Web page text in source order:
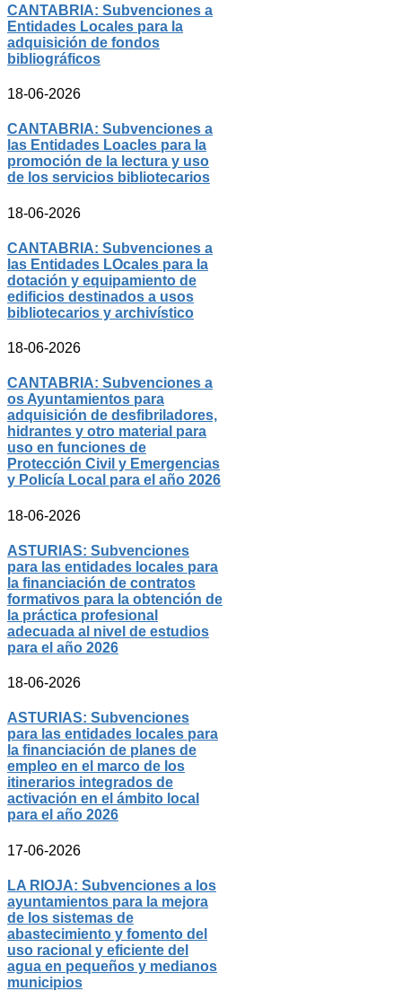
CANTABRIA: Subvenciones a
Entidades Locales para la
adquisición de fondos
bibliográficos
18-06-2026
CANTABRIA: Subvenciones a
las Entidades Loacles para la
promoción de la lectura y uso
de los servicios bibliotecarios
18-06-2026
CANTABRIA: Subvenciones a
las Entidades LOcales para la
dotación y equipamiento de
edificios destinados a usos
bibliotecarios y archivístico
18-06-2026
CANTABRIA: Subvenciones a
os Ayuntamientos para
adquisición de desfibriladores,
hidrantes y otro material para
uso en funciones de
Protección Civil y Emergencias
y Policía Local para el año 2026
18-06-2026
ASTURIAS: Subvenciones
para las entidades locales para
la financiación de contratos
formativos para la obtención de
la práctica profesional
adecuada al nivel de estudios
para el año 2026
18-06-2026
ASTURIAS: Subvenciones
para las entidades locales para
la financiación de planes de
empleo en el marco de los
itinerarios integrados de
activación en el ámbito local
para el año 2026
17-06-2026
LA RIOJA: Subvenciones a los
ayuntamientos para la mejora
de los sistemas de
abastecimiento y fomento del
uso racional y eficiente del
agua en pequeños y medianos
municipios